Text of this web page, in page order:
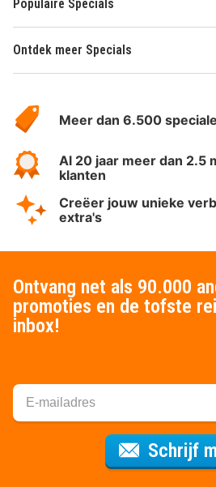
Populaire Specials
Ontdek meer Specials
HotelSpecials
Meer dan 6.500
Al 20 jaar meer dan 2.5
klanten
Creëer jouw unieke
extra's
Ontvang net als 90.000
promoties en de tofste
inbox!
Schrijf